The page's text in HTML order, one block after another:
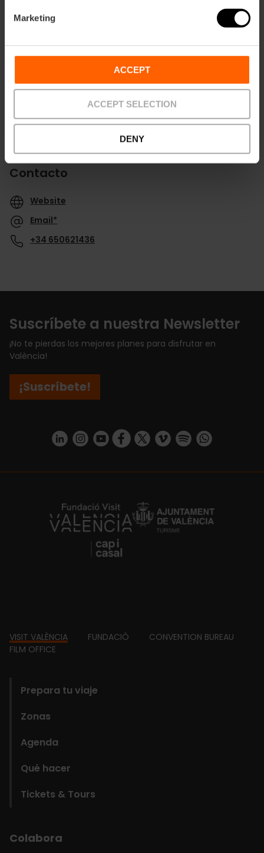
Marketing
ACCEPT
ACCEPT SELECTION
DENY
Contacto
Website
Email*
+34 650621436
Suscríbete a nuestra Newsletter
¡No te pierdas los mejores planes para disfrutar en
València!
¡Suscríbete!
https://www.linkedin.com/company/turismo-valencia/mycompany/
https://www.instagram.com/visit_valencia/
https://www.youtube.com/user/
https://www.facebook.com/
https://twitter.com/
https://vimeo.com/
https://https://api.whatsapp.com/
https://fundacion.visitvalencia.com/
Footer
VISIT VALÈNCIA FUNDACIÓ
CONVENTION BUREAU
FILM OFFICE
Prepara tu viaje
Zonas
Agenda
Qué hacer
Tickets & Tours
Colabora